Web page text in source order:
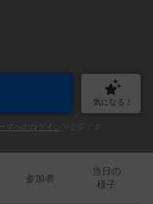
気になる！
マへのログイン
参加者
当日の
様子